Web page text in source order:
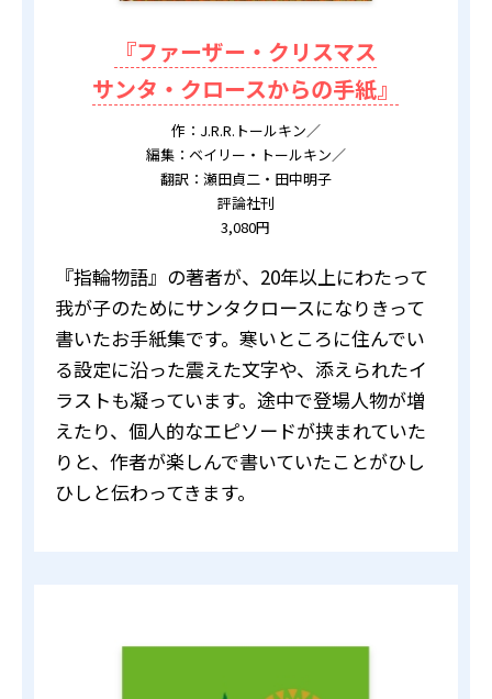
『ファーザー・クリスマス
サンタ・クロースからの手紙』
作：J.R.R.トールキン／
編集：ベイリー・トールキン／
翻訳：瀬田貞二・田中明子
評論社刊
3,080円
『指輪物語』の著者が、20年以上にわたって
我が子のためにサンタクロースになりきって
書いたお手紙集です。寒いところに住んでい
る設定に沿った震えた文字や、添えられたイ
ラストも凝っています。途中で登場人物が増
えたり、個人的なエピソードが挟まれていた
りと、作者が楽しんで書いていたことがひし
ひしと伝わってきます。